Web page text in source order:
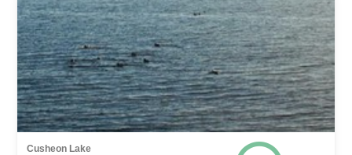
Cusheon Lake